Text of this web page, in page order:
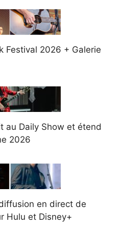
Festival 2026 + Galerie
au Daily Show et étend
2026
en direct de
Hulu et Disney+